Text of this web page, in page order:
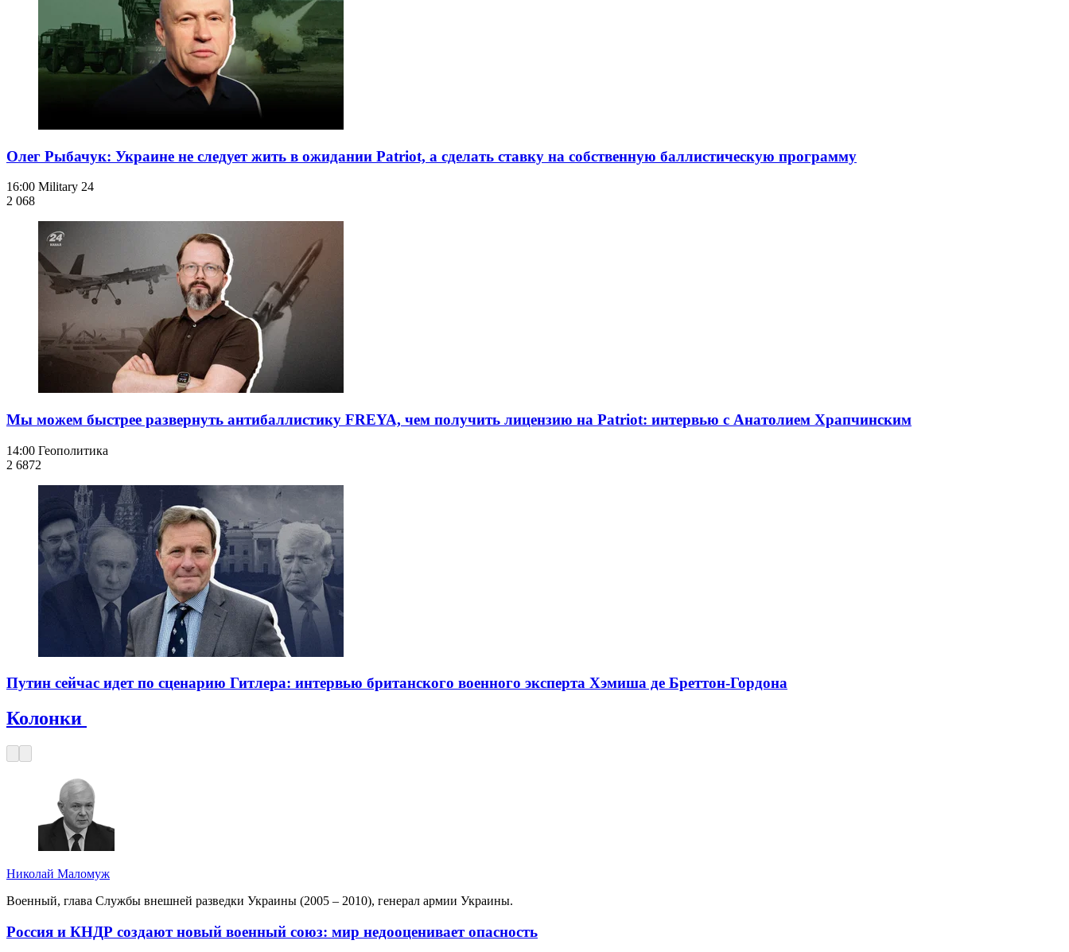
Олег Рыбачук: Украине не следует жить в ожидании Patriot, а сделать ставку на собственную баллистическую программу
16:00 Military 24
2 068
Мы можем быстрее развернуть антибаллистику FREYA, чем получить лицензию на Patriot: интервью с Анатолием Храпчинским
14:00 Геополитика
2 6872
Путин сейчас идет по сценарию Гитлера: интервью британского военного эксперта Хэмиша де Бреттон-Гордона
Колонки
Николай Маломуж
Военный, глава Службы внешней разведки Украины (2005 – 2010), генерал армии Украины.
Россия и КНДР создают новый военный союз: мир недооценивает опасность